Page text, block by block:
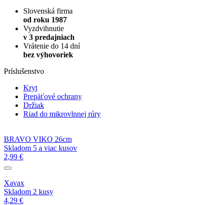
Slovenská firma
od roku 1987
Vyzdvihnutie
v 3 predajniach
Vrátenie do 14 dní
bez výhovoriek
Príslušenstvo
Kryt
Prepäťové ochrany
Držiak
Riad do mikrovlnnej rúry
BRAVO VIKO 26cm
Skladom 5 a viac kusov
2,99 €
Xavax
Skladom 2 kusy
4,29 €